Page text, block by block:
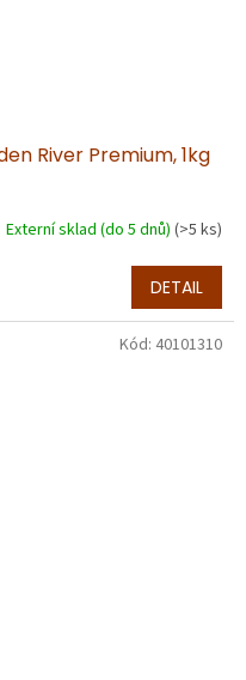
River Premium, 1kg
Externí sklad (do 5 dnů) (>5 ks)
DETAIL
Kód: 40101310